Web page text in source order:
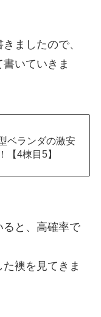
ましたので、
いていきま
ベランダの激安
【4棟目5】
と、高確率で
襖を見てきま